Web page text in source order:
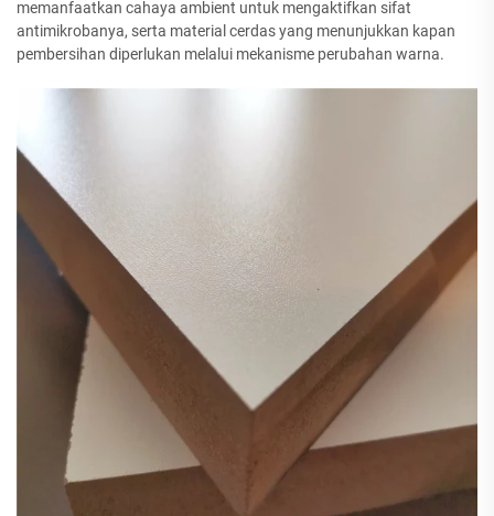
memanfaatkan cahaya ambient untuk mengaktifkan sifat
antimikrobanya, serta material cerdas yang menunjukkan kapan
pembersihan diperlukan melalui mekanisme perubahan warna.